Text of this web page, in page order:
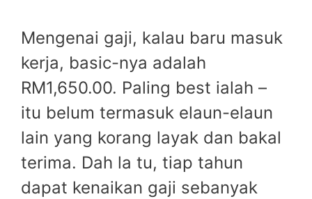
Mengenai gaji, kalau baru masuk
kerja, basic-nya adalah
RM1,650.00. Paling best ialah –
itu belum termasuk elaun-elaun
lain yang korang layak dan bakal
terima. Dah la tu, tiap tahun
dapat kenaikan gaji sebanyak